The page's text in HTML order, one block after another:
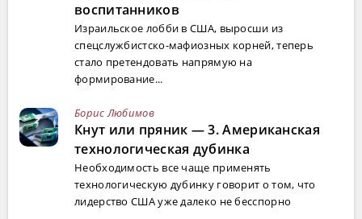
воспитанников
Израильское лобби в США, выросши из
спецслужбистско-мафиозных корней, теперь
стало претендовать напрямую на
формирование...
Борис Любимов
Кнут или пряник — 3. Американская
технологическая дубинка
Необходимость все чаще применять
технологическую дубинку говорит о том, что
лидерство США уже далеко не бесспорно